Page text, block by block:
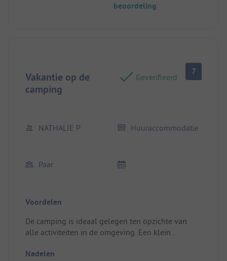
beoordeling
Vakantie op de
camping
Geverifieerd
7
NATHALIE P Huuraccommodatie
Paar
Voordelen
De camping is ideaal gelegen ten opzichte van
alle activiteiten in de omgeving. Een klein
weinig personeel, lange wachttijden). De
Nadelen